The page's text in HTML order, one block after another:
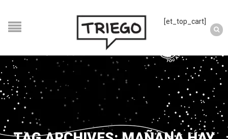
[et_top_cart]